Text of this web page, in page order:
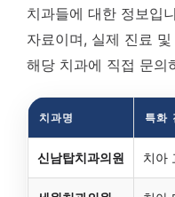
치과들에 대한 정보입
자료이며, 실제 진료
해당 치과에 직접 문의
치과명 특화
신남탑치과의원 치아